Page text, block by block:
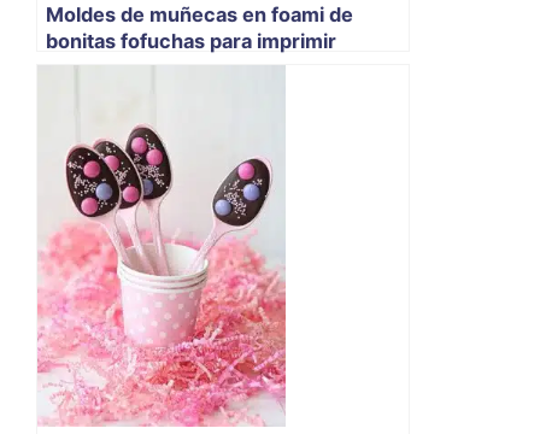
Moldes de muñecas en foami de
bonitas fofuchas para imprimir